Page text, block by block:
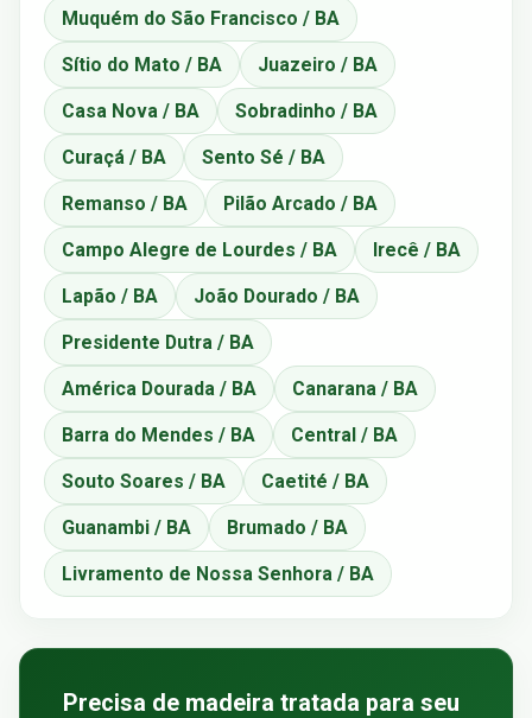
Muquém do São Francisco / BA
Sítio do Mato / BA Juazeiro / BA
Casa Nova / BA Sobradinho / BA
Curaçá / BA Sento Sé / BA
Remanso / BA Pilão Arcado / BA
Campo Alegre de Lourdes / BA Irecê / BA
Lapão / BA João Dourado / BA
Presidente Dutra / BA
América Dourada / BA Canarana / BA
Barra do Mendes / BA Central / BA
Souto Soares / BA Caetité / BA
Guanambi / BA Brumado / BA
Livramento de Nossa Senhora / BA
Precisa de madeira tratada para seu